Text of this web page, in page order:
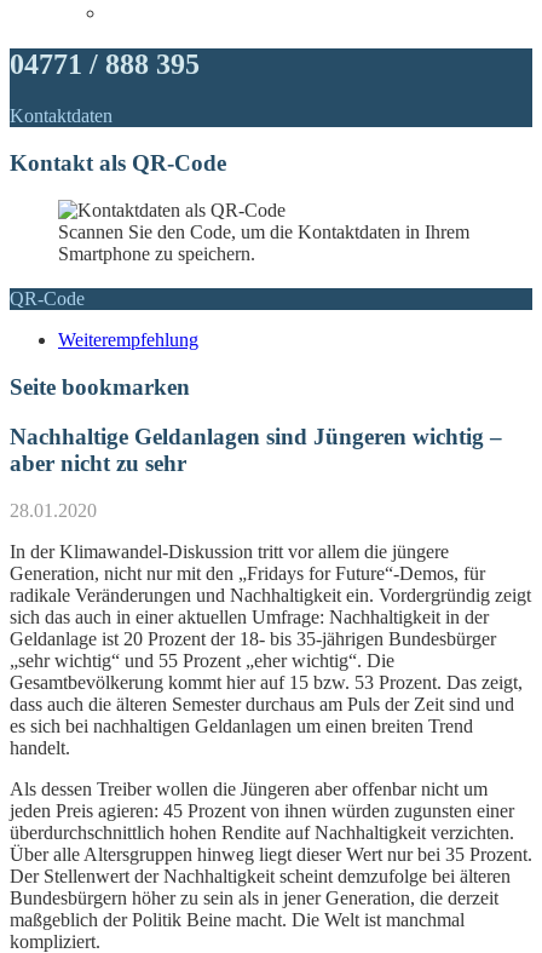
04771 / 888 395
Kontaktdaten
Kontakt als QR-Code
Scannen Sie den Code, um die Kontaktdaten in Ihrem
Smartphone zu speichern.
QR-Code
Weiterempfehlung
Seite bookmarken
Nachhaltige Geldanlagen sind Jüngeren wichtig –
aber nicht zu sehr
28.01.2020
In der Klimawandel-Diskussion tritt vor allem die jüngere
Generation, nicht nur mit den „Fridays for Future“-Demos, für
radikale Veränderungen und Nachhaltigkeit ein. Vordergründig zeigt
sich das auch in einer aktuellen Umfrage: Nachhaltigkeit in der
Geldanlage ist 20 Prozent der 18- bis 35-jährigen Bundesbürger
„sehr wichtig“ und 55 Prozent „eher wichtig“. Die
Gesamtbevölkerung kommt hier auf 15 bzw. 53 Prozent. Das zeigt,
dass auch die älteren Semester durchaus am Puls der Zeit sind und
es sich bei nachhaltigen Geldanlagen um einen breiten Trend
handelt.
Als dessen Treiber wollen die Jüngeren aber offenbar nicht um
jeden Preis agieren: 45 Prozent von ihnen würden zugunsten einer
überdurchschnittlich hohen Rendite auf Nachhaltigkeit verzichten.
Über alle Altersgruppen hinweg liegt dieser Wert nur bei 35 Prozent.
Der Stellenwert der Nachhaltigkeit scheint demzufolge bei älteren
Bundesbürgern höher zu sein als in jener Generation, die derzeit
maßgeblich der Politik Beine macht. Die Welt ist manchmal
kompliziert.